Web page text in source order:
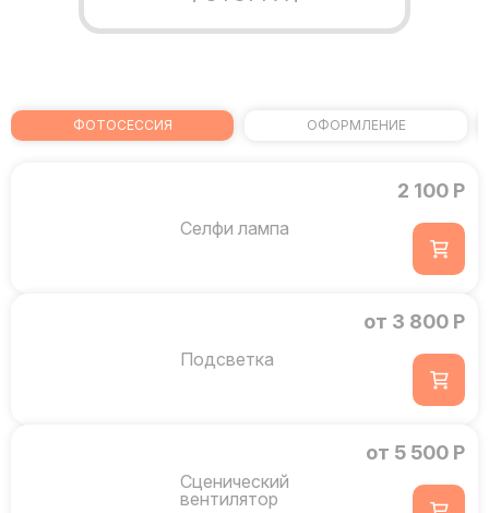
ФОТОСЕССИЯ ОФОРМЛЕНИЕ
Селфи лампа
2 100 Р
Подсветка
от 3 800 Р
Сценический
вентилятор
от 5 500 Р